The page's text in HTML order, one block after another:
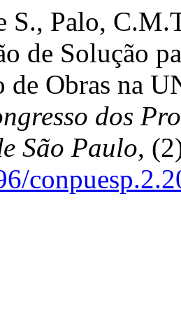
S., Palo,
de Solução
de Obras na
dos
São Paulo,